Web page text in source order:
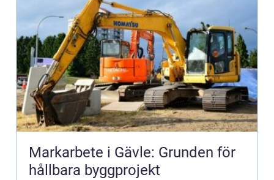
Markarbete i Gävle: Grunden för
hållbara byggprojekt